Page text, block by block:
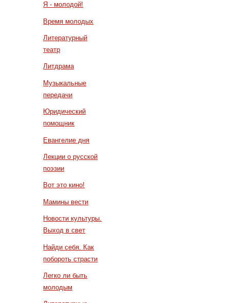
Я - молодой!
Время молодых
Литературный
театр
Литдрама
Музыкальные
передачи
Юридический
помощник
Евангелие дня
Лекции о русской
поэзии
Вот это кино!
Мамины вести
Новости культуры.
Выход в свет
Найди себя. Как
побороть страсти
Легко ли быть
молодым